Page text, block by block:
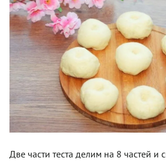
Две части теста делим на 8 частей и